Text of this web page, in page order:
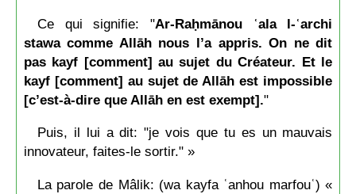
Ce qui signifie: "Ar-Raḥmānou ʿala l-ʿarchi
stawa comme Allāh nous l’a appris. On ne dit
pas kayf [comment] au sujet du Créateur. Et le
kayf [comment] au sujet de Allāh est impossible
[c’est-à-dire que Allāh en est exempt]."
Puis, il lui a dit: "je vois que tu es un mauvais
innovateur, faites-le sortir." »
La parole de Mâlik: (wa kayfa ʿanhou marfouʿ) «